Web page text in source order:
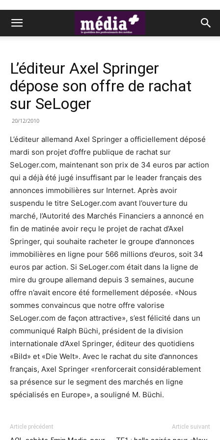
L’éditeur Axel Springer
dépose son offre de rachat
sur SeLoger
20/12/2010
L’éditeur allemand Axel Springer a officiellement déposé
mardi son projet d’offre publique de rachat sur
SeLoger.com, maintenant son prix de 34 euros par action
qui a déjà été jugé insuffisant par le leader français des
annonces immobilières sur Internet. Après avoir
suspendu le titre SeLoger.com avant l’ouverture du
marché, l’Autorité des Marchés Financiers a annoncé en
fin de matinée avoir reçu le projet de rachat d’Axel
Springer, qui souhaite racheter le groupe d’annonces
immobilières en ligne pour 566 millions d’euros, soit 34
euros par action. Si SeLoger.com était dans la ligne de
mire du groupe allemand depuis 3 semaines, aucune
offre n’avait encore été formellement déposée. «Nous
sommes convaincus que notre offre valorise
SeLoger.com de façon attractive», s’est félicité dans un
communiqué Ralph Büchi, président de la division
internationale d’Axel Springer, éditeur des quotidiens
«Bild» et «Die Welt». Avec le rachat du site d’annonces
français, Axel Springer «renforcerait considérablement
sa présence sur le segment des marchés en ligne
spécialisés en Europe», a souligné M. Büchi.
Article précédent Article suivant